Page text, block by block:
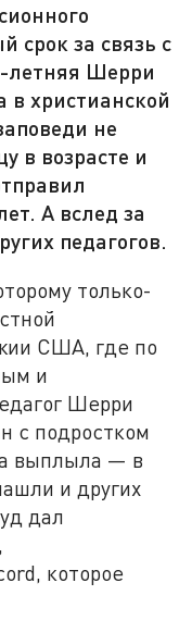
срок за связь с
летняя Шерри
христианской
не
в возрасте и
А вслед за
педагогов.
только-
США, где по
и
Шерри
с подростком
выплыла — в
и других
дал
которое